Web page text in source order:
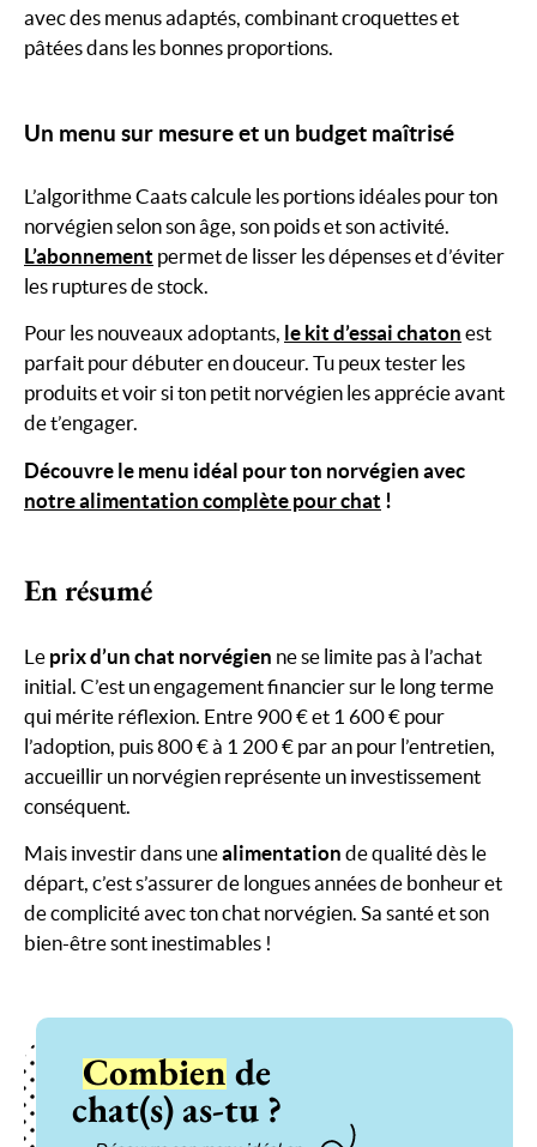
avec des menus adaptés, combinant croquettes et
pâtées dans les bonnes proportions.
Un menu sur mesure et un budget maîtrisé
L’algorithme Caats calcule les portions idéales pour ton
norvégien selon son âge, son poids et son activité.
L’abonnement permet de lisser les dépenses et d’éviter
les ruptures de stock.
Pour les nouveaux adoptants, le kit d’essai chaton est
parfait pour débuter en douceur. Tu peux tester les
produits et voir si ton petit norvégien les apprécie avant
de t’engager.
Découvre le menu idéal pour ton norvégien avec
notre alimentation complète pour chat !
En résumé
Le prix d’un chat norvégien ne se limite pas à l’achat
initial. C’est un engagement financier sur le long terme
qui mérite réflexion. Entre 900 € et 1 600 € pour
l’adoption, puis 800 € à 1 200 € par an pour l’entretien,
accueillir un norvégien représente un investissement
conséquent.
Mais investir dans unealimentation de qualité dès le
départ, c’est s’assurer de longues années de bonheur et
de complicité avec ton chat norvégien. Sa santé et son
bien-être sont inestimables !
Combiende
chat(s) as-tu ?